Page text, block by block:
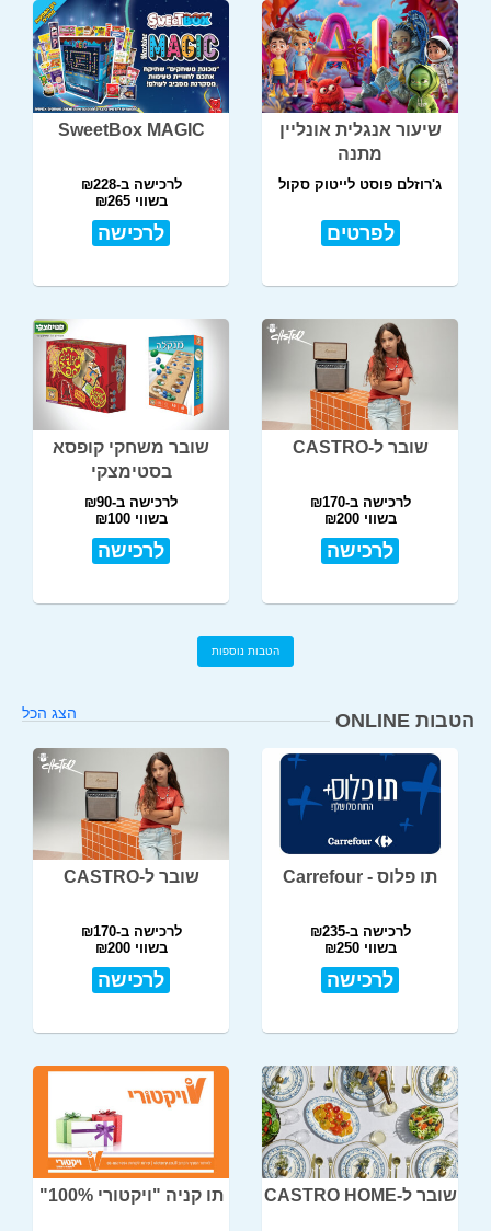
שיעור אנגלית אונליין
מתנה
ג'רוזלם פוסט לייטוק סקול
לפרטים
SweetBox MAGIC
לרכישה ב-₪228
בשווי ₪265
לרכישה
שובר ל-CASTRO
לרכישה ב-₪170
בשווי ₪200
לרכישה
שובר משחקי קופסא
בסטימצקי
לרכישה ב-₪90
בשווי ₪100
לרכישה
הטבות נוספות
הטבות ONLINE הצג הכל
תו פלוס - Carrefour
לרכישה ב-₪235
בשווי ₪250
לרכישה
שובר ל-CASTRO
לרכישה ב-₪170
בשווי ₪200
לרכישה
שובר ל-CASTRO HOME תו קניה "ויקטורי 100%"